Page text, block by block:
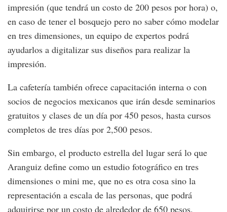
impresión (que tendrá un costo de 200 pesos por hora) o,
en caso de tener el bosquejo pero no saber cómo modelar
en tres dimensiones, un equipo de expertos podrá
ayudarlos a digitalizar sus diseños para realizar la
impresión.
La cafetería también ofrece capacitación interna o con
socios de negocios mexicanos que irán desde seminarios
gratuitos y clases de un día por 450 pesos, hasta cursos
completos de tres días por 2,500 pesos.
Sin embargo, el producto estrella del lugar será lo que
Aranguiz define como un estudio fotográfico en tres
dimensiones o mini me, que no es otra cosa sino la
representación a escala de las personas, que podrá
adquirirse por un costo de alrededor de 650 pesos.